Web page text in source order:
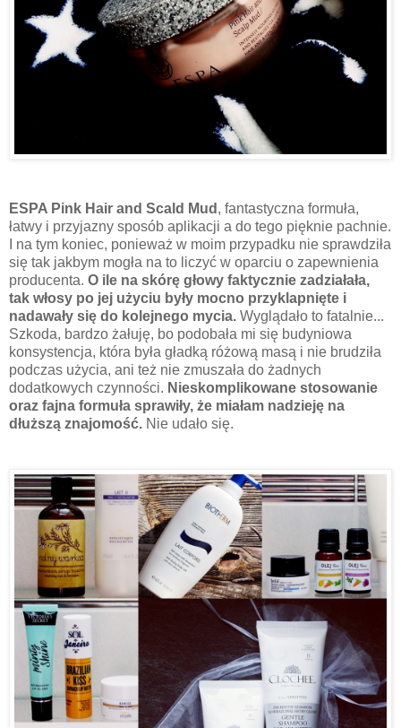
ESPA Pink Hair and Scald Mud , fantastyczna formuła,
łatwy i przyjazny sposób aplikacji a do tego pięknie pachnie.
I na tym koniec, ponieważ w moim przypadku nie sprawdziła
się tak jakbym mogła na to liczyć w oparciu o zapewnienia
producenta. O ile na skórę głowy faktycznie zadziałała,
tak włosy po jej użyciu były mocno przyklapnięte i
nadawały się do kolejnego mycia. Wyglądało to fatalnie...
Szkoda, bardzo żałuję, bo podobała mi się budyniowa
konsystencja, która była gładką różową masą i nie brudziła
podczas użycia, ani też nie zmuszała do żadnych
dodatkowych czynności. Nieskomplikowane stosowanie
oraz fajna formuła sprawiły, że miałam nadzieję na
dłuższą znajomość. Nie udało się.